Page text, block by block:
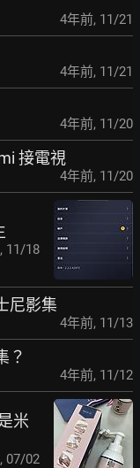
4年前, 11/21
4年前, 11/21
4年前, 11/20
接電視
4年前, 11/20
, 11/18
尼影集
4年前, 11/13
？
4年前, 11/12
米
, 07/02